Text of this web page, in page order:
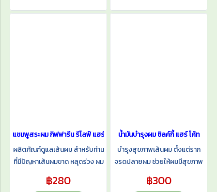
แชมพูสระผม กิฟฟารีน รีไลฟ์ แฮร์ โปรเทคติ้ง แชมพู และ แฮร์ โทนิค
ผลิตภัณฑ์ดูแลเส้นผม สำหรับท่าน
ที่มีปัญหาเส้นผมขาด หลุดร่วง ผม
คติ้ง แชมพู บำรุงให้เส้นผมแข็ง
฿280
น้ำมันบำรุงผม ซิลค์กี้ แฮร์ โค้ท
บำรุงสุขภาพเส้นผม ตั้งแต่ราก
จรดปลายผม ช่วยให้ผมมีสุขภาพ
ความชุ่มชื่นให้แก่ผม โดยไม่ทำให้
฿300